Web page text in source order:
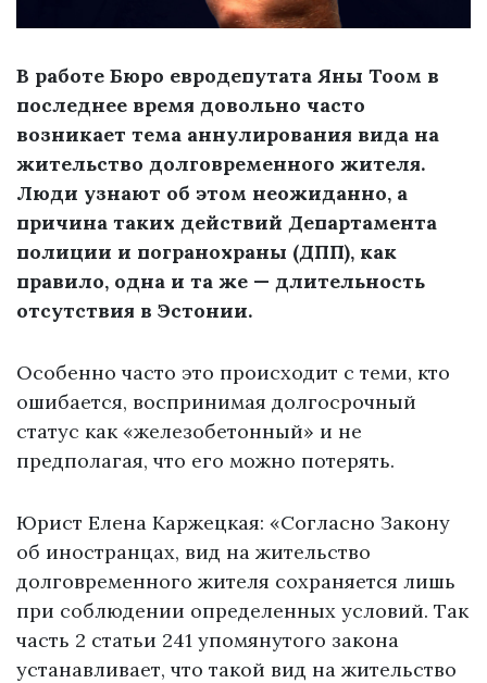
В работе Бюро евродепутата Яны Тоом в
последнее время довольно часто
возникает тема аннулирования вида на
жительство долговременного жителя.
Люди узнают об этом неожиданно, а
причина таких действий Департамента
полиции и погранохраны (ДПП), как
правило, одна и та же — длительность
отсутствия в Эстонии.
Особенно часто это происходит с теми, кто
ошибается, воспринимая долгосрочный
статус как «железобетонный» и не
предполагая, что его можно потерять.
Юрист Елена Каржецкая: «Согласно Закону
об иностранцах, вид на жительство
долговременного жителя сохраняется лишь
при соблюдении определенных условий. Так
часть 2 статьи 241 упомянутого закона
устанавливает, что такой вид на жительство